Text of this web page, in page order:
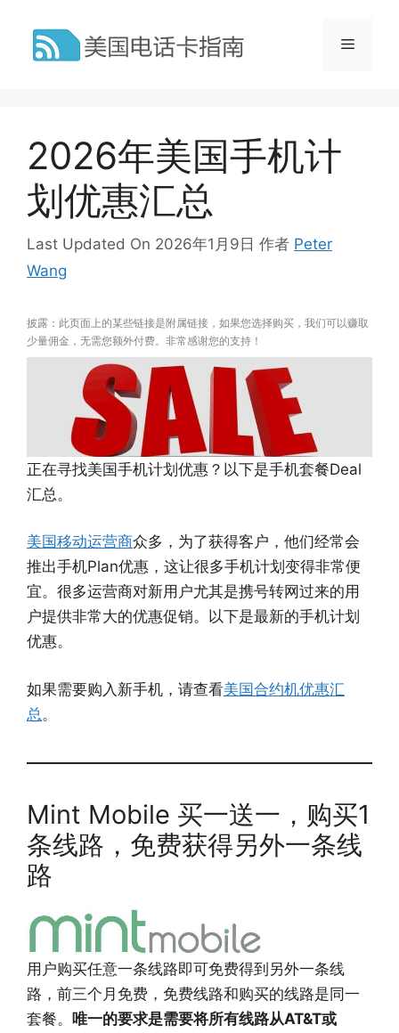
菜
2026年美国手机计
划优惠汇总
Last Updated On 2026年1月9日 作者 Peter
Wang
披露：此页面上的某些链接是附属链接，如果您选择购买，我们可以赚取
少量佣金，无需您额外付费。非常感谢您的支持！
正在寻找美国手机计划优惠？以下是手机套餐Deal
汇总。
美国移动运营商众多，为了获得客户，他们经常会
推出手机Plan优惠，这让很多手机计划变得非常便
宜。很多运营商对新用户尤其是携号转网过来的用
户提供非常大的优惠促销。以下是最新的手机计划
优惠。
如果需要购入新手机，请查看美国合约机优惠汇
总 。
Mint Mobile 买一送一，购买1
条线路，免费获得另外一条线
路
用户购买任意一条线路即可免费得到另外一条线
路，前三个月免费，免费线路和购买的线路是同一
套餐。 唯一的要求是需要将所有线路从AT&T或